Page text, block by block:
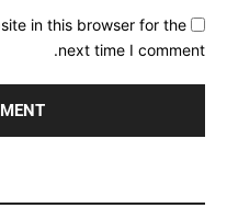
in this browser for the
next time I comment.